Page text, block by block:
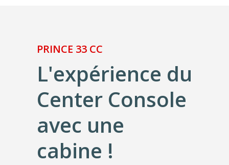
PRINCE 33 CC
L'expérience du
Center Console
avec une
cabine !